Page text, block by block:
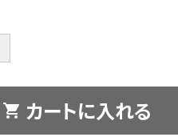
shopping_cart カートに入れる